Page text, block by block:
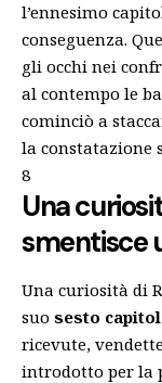
l’ennesimo
conseguenza.
gli occhi nei
al contempo le
cominciò a
la constatazione
8
Una
smentisce
Una curiosità di
suo sesto
ricevute,
introdotto per la